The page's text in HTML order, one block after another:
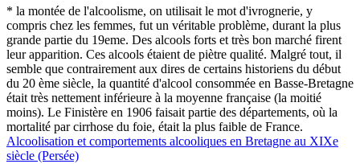
* la montée de l'alcoolisme, on utilisait le mot d'ivrognerie, y
compris chez les femmes, fut un véritable problème, durant la plus
grande partie du 19eme. Des alcools forts et très bon marché firent
leur apparition. Ces alcools étaient de piètre qualité. Malgré tout, il
semble que contrairement aux dires de certains historiens du début
du 20 ème siècle, la quantité d'alcool consommée en Basse-Bretagne
était très nettement inférieure à la moyenne française (la moitié
moins). Le Finistère en 1906 faisait partie des départements, où la
mortalité par cirrhose du foie, était la plus faible de France.
Alcoolisation et comportements alcooliques en Bretagne au XIXe
siècle (Persée)